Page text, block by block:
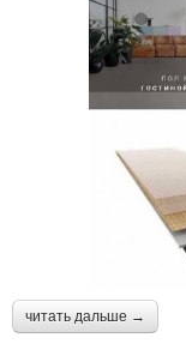
читать дальше →